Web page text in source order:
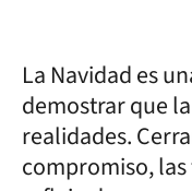
La Navidad es
demostrar que
realidades.
compromiso,